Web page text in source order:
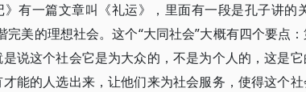
有一篇文章叫《礼运》，里面有一段是孔子讲的
完美的理想社会。这个“大同社会”大概有四个要点
说这个社会它是为大众的，不是为个人的，这是
能的人选出来，让他们来为社会服务，使得这个